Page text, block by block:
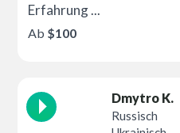
Erfahrung ...
Ab $100
Dmytro K.
Russisch